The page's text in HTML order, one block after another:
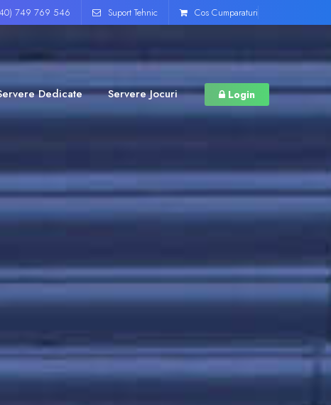
749 769 546 Suport Tehnic Cos Cumparaturi
Dedicate Servere Jocuri Login